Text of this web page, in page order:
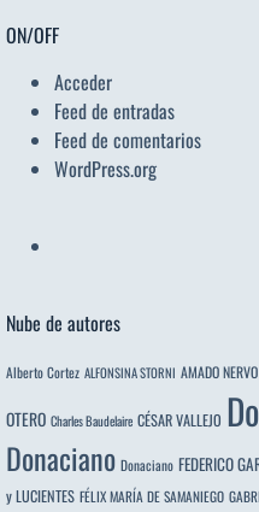
ON/OFF
Acceder
Feed de entradas
Feed de comentarios
WordPress.org
Nube de autores
Alberto Cortez ALFONSINA STORNI AMADO NERVO
OTERO Charles Baudelaire CÉSAR VALLEJO
Donaciano Donaciano FEDERICO
y LUCIENTES FÉLIX MARÍA DE SAMANIEGO